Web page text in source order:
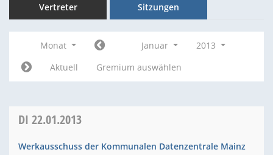
Vertreter Sitzungen
Monat Januar
2013
Aktuell
Gremium auswählen
DI 22.01.2013
Werkausschuss der Kommunalen Datenzentrale Mainz